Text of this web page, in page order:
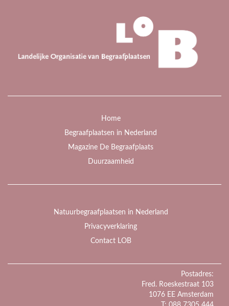
Home
Begraafplaatsen in Nederland
Magazine De Begraafplaats
Duurzaamheid
Natuurbegraafplaatsen in Nederland
Privacyverklaring
Contact LOB
Postadres:
Fred. Roeskestraat 103
1076 EE Amsterdam